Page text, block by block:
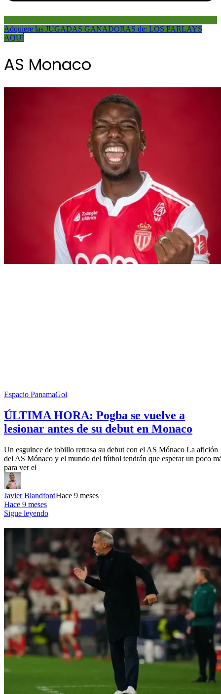
Adquiere las JUGADAS GANADORAS de: LOS PARLAYS
AQUÍ
AS Monaco
Espacio PanamaGol
ÚLTIMA HORA: Pogba se vuelve a
lesionar antes de su debut en Monaco
Un esguince de tobillo retrasa su debut con el AS Mónaco La afición
del AS Mónaco y el mundo del fútbol tendrán que esperar un poco
para ver el
Javier BlandfordHace 9 meses
Hace 9 meses
Sigue leyendo